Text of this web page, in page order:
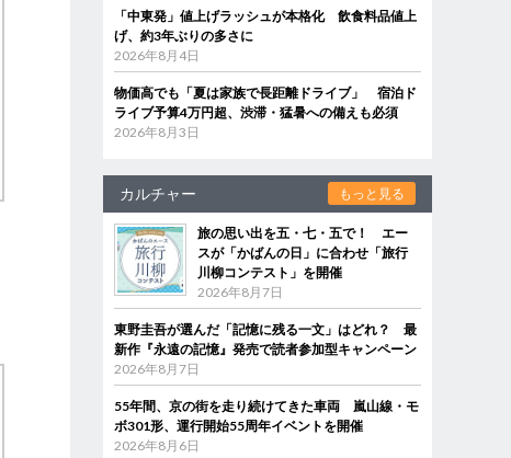
「中東発」値上げラッシュが本格化 飲食料品値上
げ、約3年ぶりの多さに
2026年8月4日
物価高でも「夏は家族で長距離ドライブ」 宿泊ド
ライブ予算4万円超、渋滞・猛暑への備えも必須
2026年8月3日
カルチャー もっと見る
旅の思い出を五・七・五で！ エー
スが「かばんの日」に合わせ「旅行
川柳コンテスト」を開催
2026年8月7日
東野圭吾が選んだ「記憶に残る一文」はどれ？ 最
新作『永遠の記憶』発売で読者参加型キャンペーン
2026年8月7日
55年間、京の街を走り続けてきた車両 嵐山線・モ
ボ301形、運行開始55周年イベントを開催
2026年8月6日